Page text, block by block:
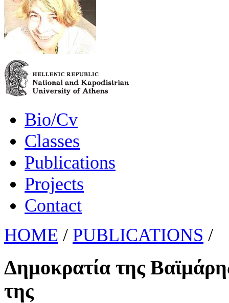
Bio/Cv
Classes
Publications
Projects
Contact
HOME / PUBLICATIONS /
Δημοκρατία της
της